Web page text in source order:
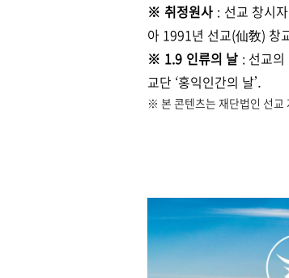
※ 취정원사 : 선교 창시
아 1991년 선교(仙敎) 창
※ 1.9 인류의 날 : 선교
교단 ‘홍익인간의 날’.
※ 본 콘텐츠는 재단법인 선교